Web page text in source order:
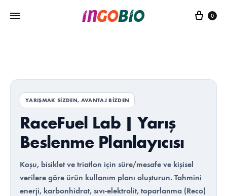
0
YARIŞMAK SİZDEN, AVANTAJ BİZDEN
RaceFuel Lab | Yarış
Beslenme Planlayıcısı
Koşu, bisiklet ve triatlon için süre/mesafe ve kişisel
verilere göre ürün kullanım planı oluşturun. Tahmini
enerji, karbonhidrat, sıvı-elektrolit, toparlanma (Reco)